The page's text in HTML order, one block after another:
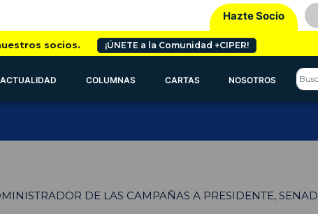
Hazte Socio
socios. ¡ÚNETE a la Comunidad +CIPER!
ACTUALIDAD COLUMNAS CARTAS NOSOTROS
DE LAS CAMPAÑAS A PRESIDENTE,